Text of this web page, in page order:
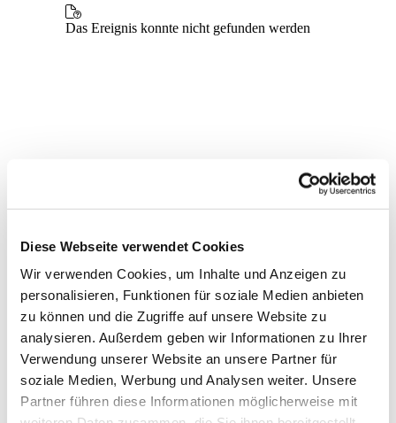
Diese Webseite verwendet Cookies
Wir verwenden Cookies, um Inhalte und Anzeigen zu
personalisieren, Funktionen für soziale Medien anbieten
zu können und die Zugriffe auf unsere Website zu
analysieren. Außerdem geben wir Informationen zu Ihrer
Verwendung unserer Website an unsere Partner für
soziale Medien, Werbung und Analysen weiter. Unsere
Partner führen diese Informationen möglicherweise mit
Dies könnte Sie auch
interessieren